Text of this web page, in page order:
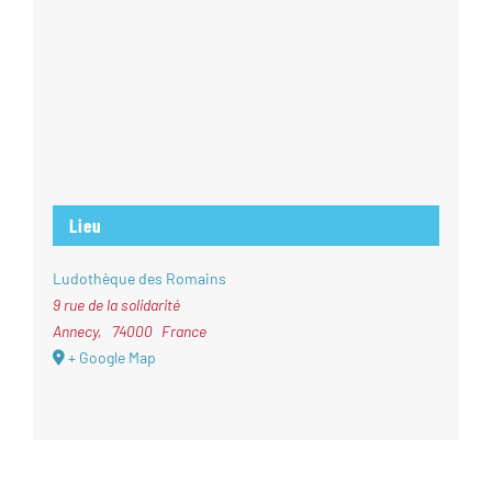
Lieu
Ludothèque des Romains
9 rue de la solidarité
Annecy, 74000 France
+ Google Map